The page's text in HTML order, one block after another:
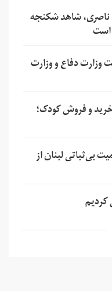
ناصری، شاهد شکنجه
است
وزارت دفاع و وزارت
و فروش کودک؛
بی‌ثباتی لبنان از